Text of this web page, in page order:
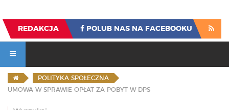
REDAKCJA POLUB NAS NA FACEBOOKU
POLITYKA SPOŁECZNA
UMOWA W SPRAWIE OPŁAT ZA POBYT W DPS